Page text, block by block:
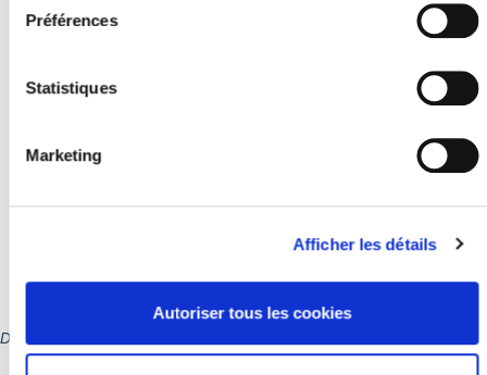
Préférences
Statistiques
Marketing
Afficher les détails
Autoriser tous les cookies
Fiche de renseignements et inscriptions aux stages/sorties
Repas non fourni mais possibilité de déjeuner sur place - frigo,
micro-ondes et cuisine équipée à disposition
Animations spontanées possibles en complément, selon l'envie
-----------------------------------------------------
Plus d'informations Info Jeunes : 01 39 20 03 39 06 72 51 29 52 -
Documentation téléchargeable